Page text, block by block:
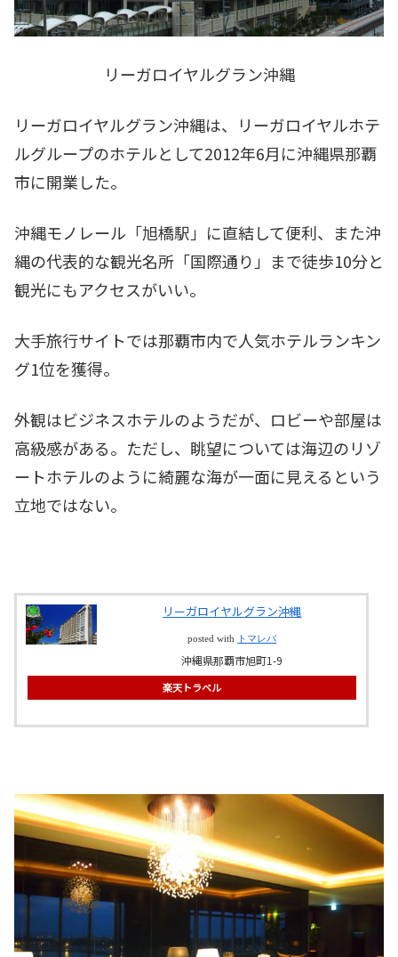
リーガロイヤルグラン沖縄
リーガロイヤルグラン沖縄は、リーガロイヤルホテ
ルグループのホテルとして2012年6月に沖縄県那覇
市に開業した。
沖縄モノレール「旭橋駅」に直結して便利、また沖
縄の代表的な観光名所「国際通り」まで徒歩10分と
観光にもアクセスがいい。
大手旅行サイトでは那覇市内で人気ホテルランキン
グ1位を獲得。
外観はビジネスホテルのようだが、ロビーや部屋は
高級感がある。ただし、眺望については海辺のリゾ
ートホテルのように綺麗な海が一面に見えるという
立地ではない。
リーガロイヤルグラン沖縄
posted with トマレバ
沖縄県那覇市旭町1-9
楽天トラベル